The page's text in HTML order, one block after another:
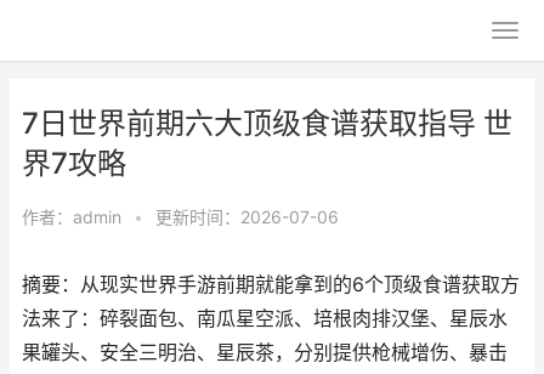
7日世界前期六大顶级食谱获取指导 世
界7攻略
作者： admin • 更新时间：2026-07-06
摘要：从现实世界手游前期就能拿到的6个顶级食谱获取方
法来了：碎裂面包、南瓜星空派、培根肉排汉堡、星辰水
果罐头、安全三明治、星辰茶，分别提供枪械增伤、暴击